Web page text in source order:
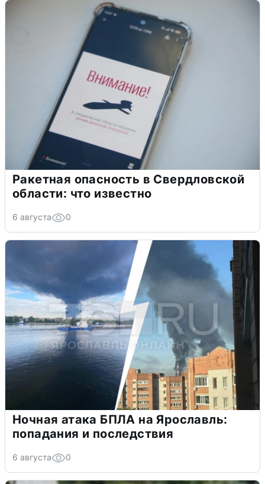
Ракетная опасность в Свердловской
области: что известно
6 августа 0
Ночная атака БПЛА на Ярославль:
попадания и последствия
6 августа 0